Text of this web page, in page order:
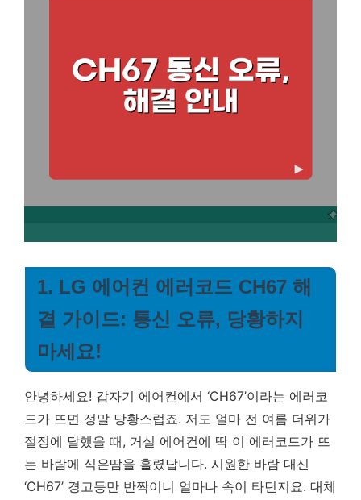
1. LG 에어컨 에러코드 CH67 해
결 가이드: 통신 오류, 당황하지
마세요!
안녕하세요! 갑자기 에어컨에서 ‘CH67’이라는 에러코
드가 뜨면 정말 당황스럽죠. 저도 얼마 전 여름 더위가
절정에 달했을 때, 거실 에어컨에 딱 이 에러코드가 뜨
는 바람에 식은땀을 흘렸답니다. 시원한 바람 대신
‘CH67’ 경고등만 반짝이니 얼마나 속이 타던지요. 대체